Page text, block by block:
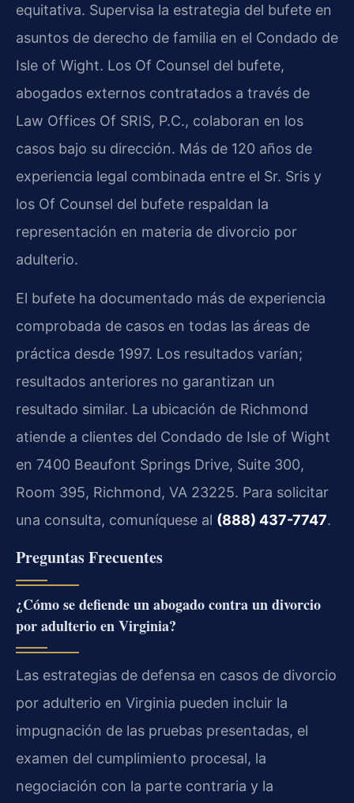
equitativa. Supervisa la estrategia del bufete en
asuntos de derecho de familia en el Condado de
Isle of Wight. Los Of Counsel del bufete,
abogados externos contratados a través de
Law Offices Of SRIS, P.C., colaboran en los
casos bajo su dirección. Más de 120 años de
experiencia legal combinada entre el Sr. Sris y
los Of Counsel del bufete respaldan la
representación en materia de divorcio por
adulterio.
El bufete ha documentado más de experiencia
comprobada de casos en todas las áreas de
práctica desde 1997. Los resultados varían;
resultados anteriores no garantizan un
resultado similar. La ubicación de Richmond
atiende a clientes del Condado de Isle of Wight
en 7400 Beaufont Springs Drive, Suite 300,
Room 395, Richmond, VA 23225. Para solicitar
una consulta, comuníquese al (888) 437-7747.
Preguntas Frecuentes
¿Cómo se defiende un abogado contra un divorcio
por adulterio en Virginia?
Las estrategias de defensa en casos de divorcio
por adulterio en Virginia pueden incluir la
impugnación de las pruebas presentadas, el
examen del cumplimiento procesal, la
negociación con la parte contraria y la